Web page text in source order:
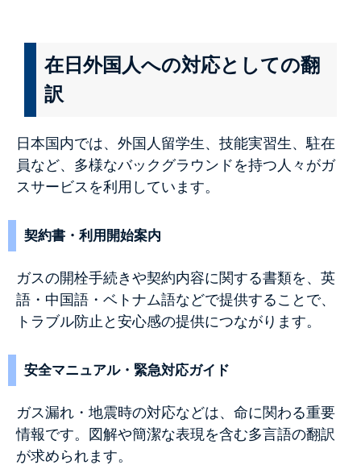
在日外国人への対応としての翻
訳
日本国内では、外国人留学生、技能実習生、駐在
員など、多様なバックグラウンドを持つ人々がガ
スサービスを利用しています。
契約書・利用開始案内
ガスの開栓手続きや契約内容に関する書類を、英
語・中国語・ベトナム語などで提供することで、
トラブル防止と安心感の提供につながります。
安全マニュアル・緊急対応ガイド
ガス漏れ・地震時の対応などは、命に関わる重要
情報です。図解や簡潔な表現を含む多言語の翻訳
が求められます。